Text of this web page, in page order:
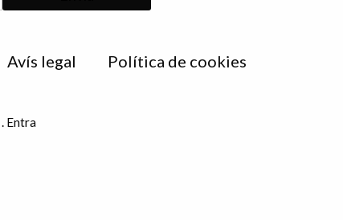
Avís legal Política de cookies
. Entra